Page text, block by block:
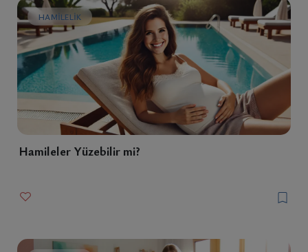
HAMILELIK
Hamileler Yüzebilir mi?